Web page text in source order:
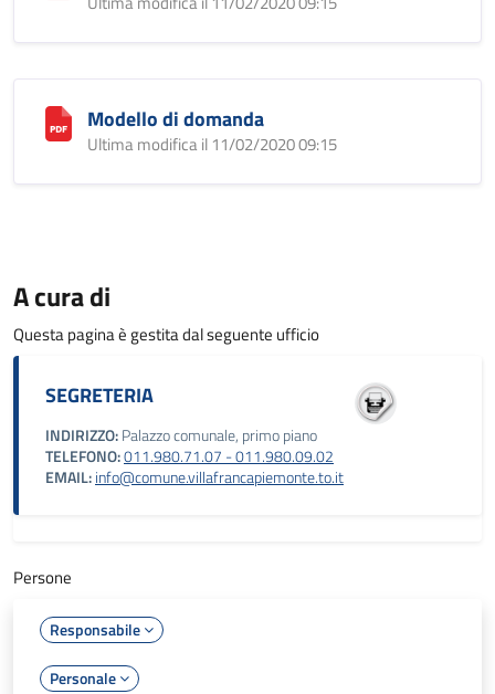
Modello di domanda
Ultima modifica il 11/02/2020 09:15
A cura di
Questa pagina è gestita dal seguente ufficio
SEGRETERIA
INDIRIZZO:Palazzo comunale, primo piano
TELEFONO:011.980.71.07 - 011.980.09.02
EMAIL:info@comune.villafrancapiemonte.to.it
Persone
Responsabile
Personale